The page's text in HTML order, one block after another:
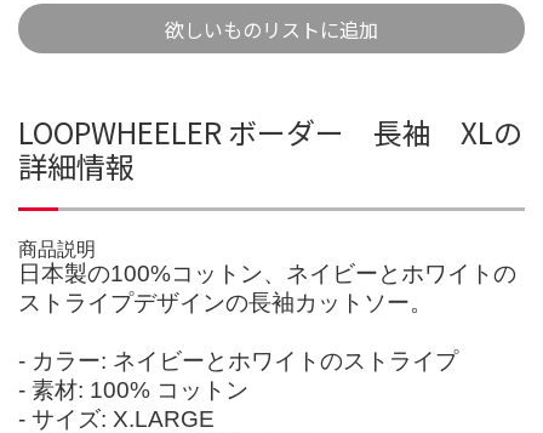
欲しいものリストに追加
LOOPWHEELER ボーダー 長袖 XLの
詳細情報
商品説明
日本製の100%コットン、ネイビーとホワイトの
ストライプデザインの長袖カットソー。
- カラー: ネイビーとホワイトのストライプ
- 素材: 100% コットン
- サイズ: X.LARGE